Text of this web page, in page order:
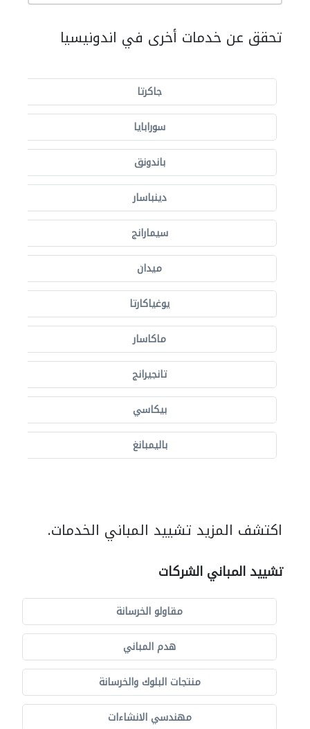
تحقق عن خدمات أخرى في اندونيسيا
جاكرتا
سورابايا
باندونق
دينباسار
سيمارانج
ميدان
يوغياكارتا
ماكاسار
تانجيرانج
بيكاسي
باليمبانغ
اكتشف المزيد تشييد المباني الخدمات.
تشييد المباني الشركات
مقاولو الخرسانة
هدم المباني
منتجات البلوك والخرسانة
مهندسي الانشاءات